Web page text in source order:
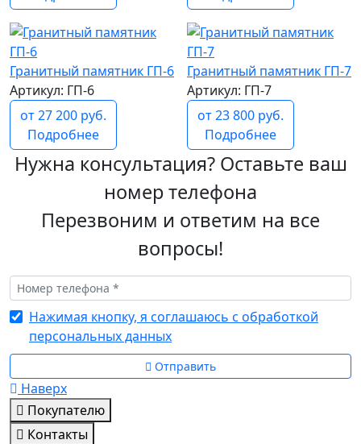
Гранитный памятник ГП-6
Артикул: ГП-6
от 27 200 руб.
Подробнее
Гранитный памятник ГП-7
Артикул: ГП-7
от 23 800 руб.
Подробнее
Нужна консультация? Оставьте ваш
номер телефона
Перезвоним и ответим на все
вопросы!
Нажимая кнопку, я соглашаюсь с обработкой
персональных данных
Отправить
Наверх
Покупателю
Контакты